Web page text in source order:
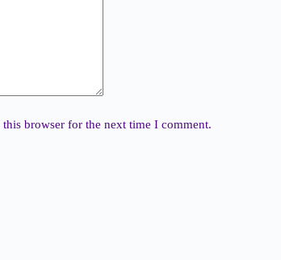
browser for the next time I comment.